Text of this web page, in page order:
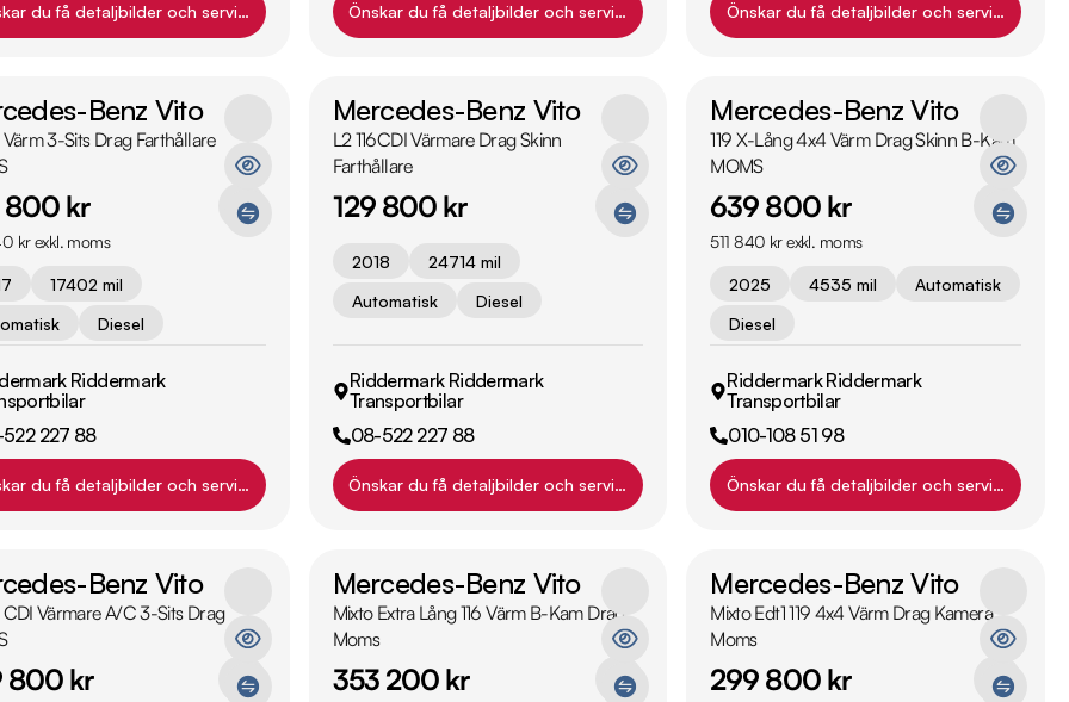
du få detaljbilder och servicehistorik? Önskar du få detaljbilder och servicehistorik? Önskar du få detaljbilder och
Benz Vito
Värm 3-Sits Drag Farthållare
800 kr
kr exkl. moms
17402 mil
Diesel
Riddermark
227 88
du få detaljbilder och servicehistorik?
Mercedes-Benz Vito
L2 116CDI Värmare Drag Skinn
Farthållare
129 800 kr
2018
24714 mil
Automatisk
Diesel
Riddermark Riddermark
Transportbilar
08-522 227 88
Önskar du få detaljbilder och servicehistorik?
Mercedes-Benz Vito
119 X-Lång 4x4 Värm Drag Skinn B-Kam
MOMS
639 800 kr
511 840 kr exkl. moms
2025 4535 mil
Automatisk
Diesel
Riddermark Riddermark
Transportbilar
010-108 51 98
Önskar du få detaljbilder och
Benz Vito
CDI Värmare A/C 3-Sits Drag
800 kr
Mercedes-Benz Vito
Mixto Extra Lång 116 Värm B-Kam Drag
Moms
353 200 kr
Mercedes-Benz Vito
Mixto Edt1 119 4x4 Värm Drag Kamera
Moms
299 800 kr